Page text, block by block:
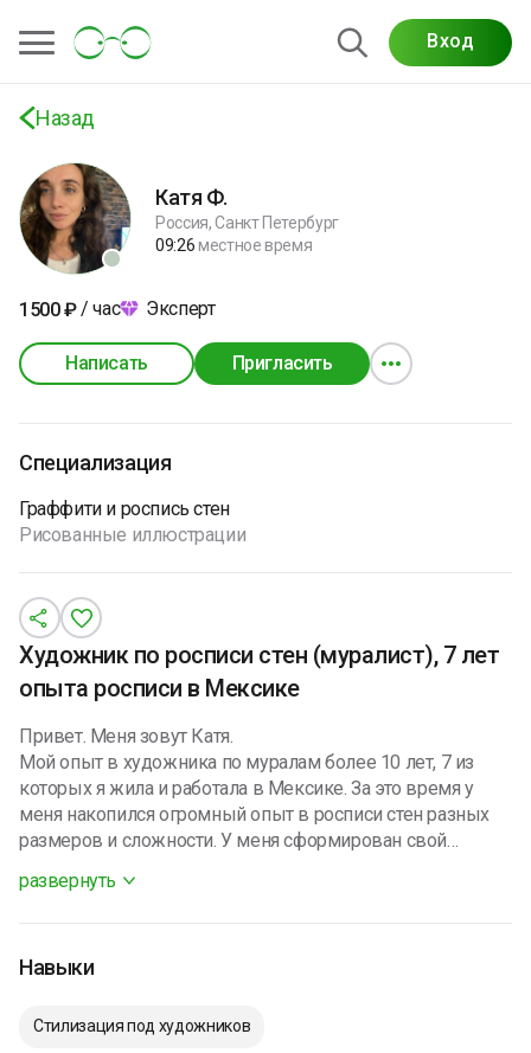
Вход
Назад
Катя Ф.
Россия, Санкт Петербург
09:26местное время
1500₽/ час Эксперт
Написать Пригласить
Специализация
Граффити и роспись стен
Рисованные иллюстрации
Художник по росписи стен (муралист), 7 лет
опыта росписи в Мексике
Привет. Меня зовут Катя.
Мой опыт в художника по муралам более 10 лет, 7 из
которых я жила и работала в Мексике. За это время у
меня накопился огромный опыт в росписи стен разных
размеров и сложности. У меня сформирован свой
предоставляет клиент.
Работала с Крупными фирмами, такими как Marriott , st.
Я всегда довожу работу до идеала, Нет ни одного
Свободно владею Английским и у меня есть базовый
развернуть
Навыки
Стилизация под художников